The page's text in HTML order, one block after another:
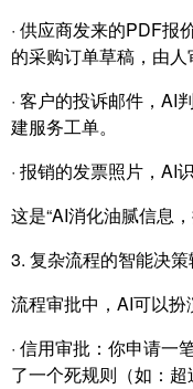
· 供应商发来的PDF报
的采购订单草稿，由人
· 客户的投诉邮件，AI
建服务工单。
· 报销的发票照片，AI
这是“AI消化油腻信息
3. 复杂流程的智能决策
流程审批中，AI可以扮
· 信用审批：你申请一
了一个死规则（如：超